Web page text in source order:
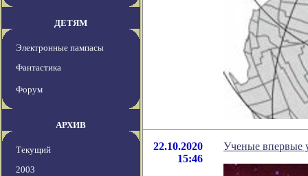
ДЕТЯМ
Электронные пампасы
Фантастика
Форум
АРХИВ
Текущий
2003
22.10.2020
15:46
Ученые впервые